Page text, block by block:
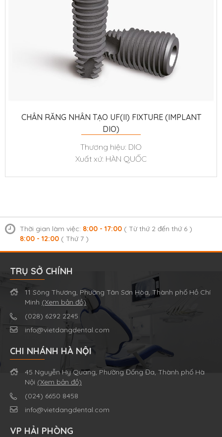
CHÂN RĂNG NHÂN TẠO UF(II) FIXTURE (IMPLANT
DIO)
Thương hiệu: DIO
Xuất xứ: HÀN QUỐC
Thời gian làm việc: 8:00 - 17:00 ( Từ thứ 2 đến thứ 6 )
8:00 - 12:00 ( Thứ 7 )
TRỤ SỞ CHÍNH
11 Sông Thương, Phường Tân Sơn Hòa, Thành phố Hồ Chí
Minh (Xem bản đồ)
(028) 6292 2245
info@vietdangdental.com
CHI NHÁNH HÀ NỘI
45 Nguyễn Hy Quang, Phường Đống Đa, Thành phố Hà
Nội (Xem bản đồ)
(024) 6650 8458
info@vietdangdental.com
VP HẢI PHÒNG